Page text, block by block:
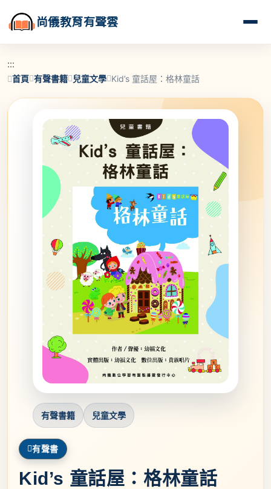
尚儀教育有聲雲
:::
首頁 有聲書籍 兒童文學 Kid’s 童話屋：格林童話
有聲書籍 兒童文學
有聲書
Kid’s 童話屋：格林童話